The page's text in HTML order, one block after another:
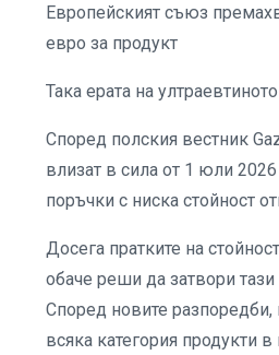
Европейският съюз
евро за продукт
Така ерата на
Според полския вестник
влизат в сила от 1 юли
поръчки с ниска стойност
Досега пратките на
обаче реши да затвори
Според новите разпоредби,
всяка категория продукти в